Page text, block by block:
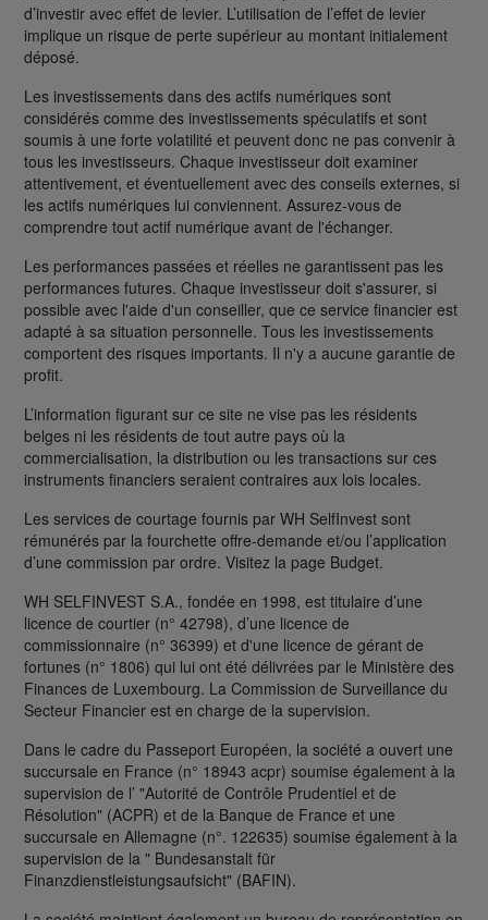
d’investir avec effet de levier. L’utilisation de l’effet de levier
implique un risque de perte supérieur au montant initialement
déposé.
Les investissements dans des actifs numériques sont
considérés comme des investissements spéculatifs et sont
soumis à une forte volatilité et peuvent donc ne pas convenir à
tous les investisseurs. Chaque investisseur doit examiner
attentivement, et éventuellement avec des conseils externes, si
les actifs numériques lui conviennent. Assurez-vous de
comprendre tout actif numérique avant de l'échanger.
Les performances passées et réelles ne garantissent pas les
performances futures. Chaque investisseur doit s'assurer, si
possible avec l'aide d'un conseiller, que ce service financier est
adapté à sa situation personnelle. Tous les investissements
comportent des risques importants. Il n'y a aucune garantie de
profit.
L’information figurant sur ce site ne vise pas les résidents
belges ni les résidents de tout autre pays où la
commercialisation, la distribution ou les transactions sur ces
instruments financiers seraient contraires aux lois locales.
Les services de courtage fournis par WH SelfInvest sont
rémunérés par la fourchette offre-demande et/ou l’application
d’une commission par ordre. Visitez la page Budget.
WH SELFINVEST S.A., fondée en 1998, est titulaire d’une
licence de courtier (n° 42798), d’une licence de
commissionnaire (n° 36399) et d'une licence de gérant de
fortunes (n° 1806) qui lui ont été délivrées par le Ministère des
Finances de Luxembourg. La Commission de Surveillance du
Secteur Financier est en charge de la supervision.
Dans le cadre du Passeport Européen, la société a ouvert une
succursale en France (n° 18943 acpr) soumise également à la
supervision de l’ "Autorité de Contrôle Prudentiel et de
Résolution" (ACPR) et de la Banque de France et une
succursale en Allemagne (n°. 122635) soumise également à la
supervision de la " Bundesanstalt für
Finanzdienstleistungsaufsicht" (BAFIN).